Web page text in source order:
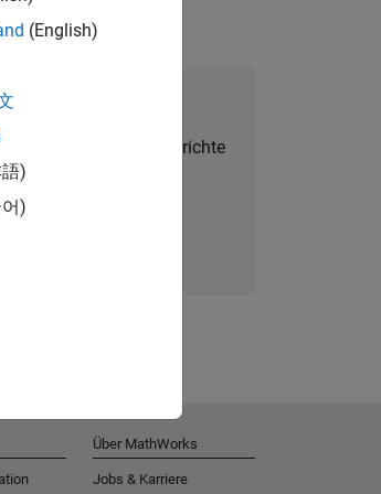
beitreten
Stellenangebote, Berichte
(English)
)
)
Über MathWorks
Jobs & Karriere